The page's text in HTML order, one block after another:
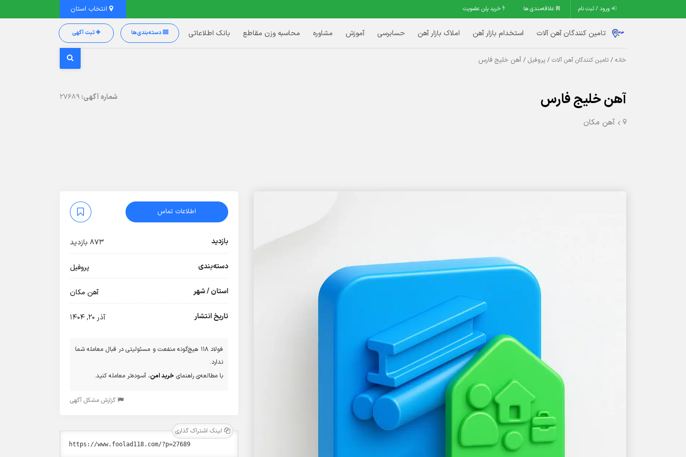
ورود / ثبت نام علاقه‌مندی ها خرید پلن عضویت
تامین کنندگان آهن آلات استخدام بازار آهن املاک بازار آهن حسابرسی آموزش مشاوره محاسبه وزن مقاطع بانک اطلاعاتی دسته‌بندی‌ها ثبت آگهی
خانه / تامین کنندگان آهن آلات / پروفیل / آهن خلیج فارس
آهن خلیج فارس
آهن مکان
شماره آگهی:27689
اطلاعات تماس
بازدید 873 بازدید
دسته‌بندی پروفیل
استان / شهر آهن مکان
تاریخ انتشار آذر 20, 1404
فولاد 118 هیچ‌گونه منفعت و مسئولیتی در قبال معامله شما
ندارد.
با مطالعه‌ی راهنمای خرید امن، آسوده‌تر معامله کنید.
گزارش مشکل آگهی
لینک اشتراک گذاری